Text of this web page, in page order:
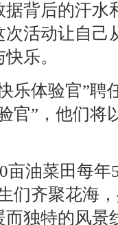
背后的汗水
活动让自己
乐。
体验官”聘
官”，他们将
油菜田每年
们齐聚花海
独特的风景